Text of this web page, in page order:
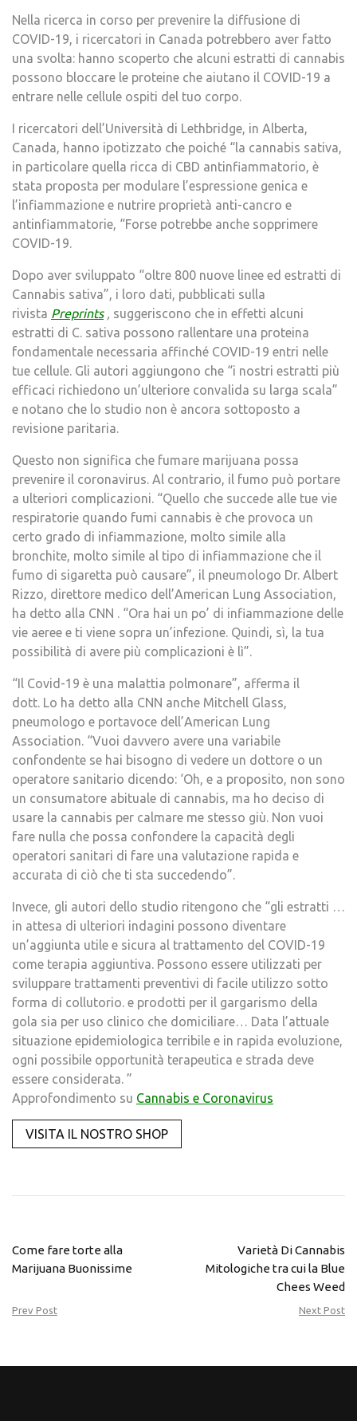
Nella ricerca in corso per prevenire la diffusione di
COVID-19, i ricercatori in Canada potrebbero aver fatto
una svolta: hanno scoperto che alcuni estratti di cannabis
possono bloccare le proteine ​​che aiutano il COVID-19 a
entrare nelle cellule ospiti del tuo corpo.
I ricercatori dell’Università di Lethbridge, in Alberta,
Canada, hanno ipotizzato che poiché “la cannabis sativa,
in particolare quella ricca di CBD antinfiammatorio, è
stata proposta per modulare l’espressione genica e
l’infiammazione e nutrire proprietà anti-cancro e
antinfiammatorie, “Forse potrebbe anche sopprimere
COVID-19.
Dopo aver sviluppato “oltre 800 nuove linee ed estratti di
Cannabis sativa”, i loro dati, pubblicati sulla
rivista Preprints, suggeriscono che in effetti alcuni
estratti di C. sativa possono rallentare una proteina
fondamentale necessaria affinché COVID-19 entri nelle
tue cellule. Gli autori aggiungono che “i nostri estratti più
efficaci richiedono un’ulteriore convalida su larga scala”
e notano che lo studio non è ancora sottoposto a
revisione paritaria.
Questo non significa che fumare marijuana possa
prevenire il coronavirus. Al contrario, il fumo può portare
a ulteriori complicazioni. “Quello che succede alle tue vie
respiratorie quando fumi cannabis è che provoca un
certo grado di infiammazione, molto simile alla
bronchite, molto simile al tipo di infiammazione che il
fumo di sigaretta può causare”, il pneumologo Dr. Albert
Rizzo, direttore medico dell’American Lung Association,
ha detto alla CNN . “Ora hai un po’ di infiammazione delle
vie aeree e ti viene sopra un’infezione. Quindi, sì, la tua
possibilità di avere più complicazioni è lì”.
“Il Covid-19 è una malattia polmonare”, afferma il
dott. Lo ha detto alla CNN anche Mitchell Glass,
pneumologo e portavoce dell’American Lung
Association. “Vuoi davvero avere una variabile
confondente se hai bisogno di vedere un dottore o un
operatore sanitario dicendo: ‘Oh, e a proposito, non sono
un consumatore abituale di cannabis, ma ho deciso di
usare la cannabis per calmare me stesso giù. Non vuoi
fare nulla che possa confondere la capacità degli
operatori sanitari di fare una valutazione rapida e
accurata di ciò che ti sta succedendo”.
Invece, gli autori dello studio ritengono che “gli estratti …
in attesa di ulteriori indagini possono diventare
un’aggiunta utile e sicura al trattamento del COVID-19
come terapia aggiuntiva. Possono essere utilizzati per
sviluppare trattamenti preventivi di facile utilizzo sotto
forma di collutorio. e prodotti per il gargarismo della
gola sia per uso clinico che domiciliare… Data l’attuale
situazione epidemiologica terribile e in rapida evoluzione,
ogni possibile opportunità terapeutica e strada deve
essere considerata. ”
Approfondimento su Cannabis e Coronavirus
VISITA IL NOSTRO SHOP
Come fare torte alla
Marijuana Buonissime
Prev Post
Varietà Di Cannabis
Mitologiche tra cui la Blue
Chees Weed
Next Post